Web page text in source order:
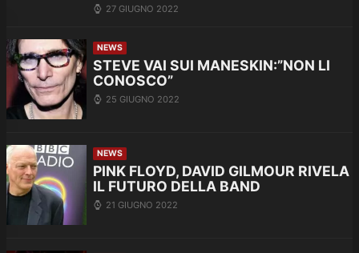
27 GIUGNO 2022
NEWS
STEVE VAI SUI MANESKIN:”NON LI
CONOSCO”
25 GIUGNO 2022
NEWS
PINK FLOYD, DAVID GILMOUR RIVELA
IL FUTURO DELLA BAND
21 GIUGNO 2022